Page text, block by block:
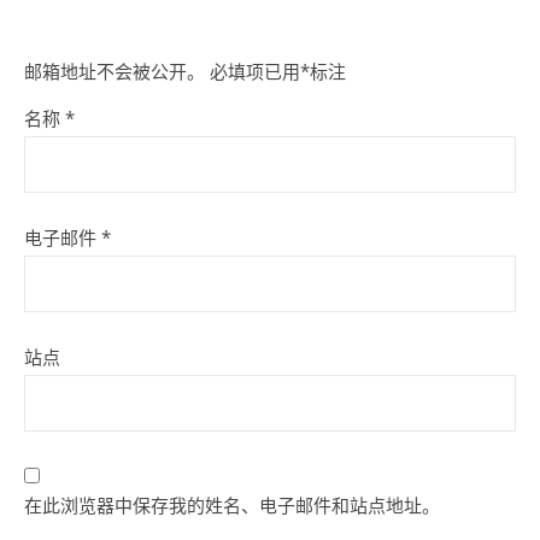
邮箱地址不会被公开。 必填项已用*标注
名称 *
电子邮件 *
站点
在此浏览器中保存我的姓名、电子邮件和站点地址。